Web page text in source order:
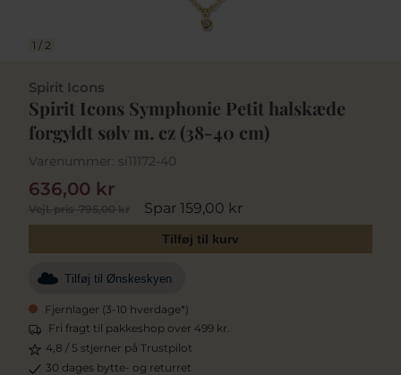
1 / 2
Spirit Icons
Spirit Icons Symphonie Petit halskæde
forgyldt sølv m. cz (38-40 cm)
Varenummer: si11172-40
Vejl. pris795,00 kr Spar 159,00 kr
636,00 kr
Tilføj til kurv
Tilføj til Ønskeskyen
Fjernlager (3-10 hverdage*)
Fri fragt til pakkeshop over 499 kr.
4,8 / 5 stjerner på Trustpilot
30 dages bytte- og returret